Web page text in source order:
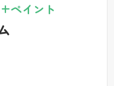
ペイント